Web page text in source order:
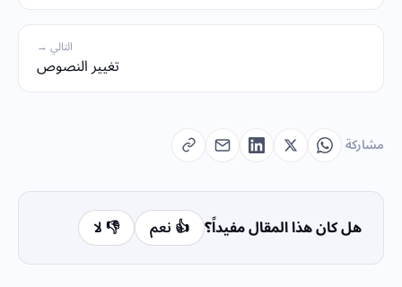
التالي →
تغيير النصوص
مشاركة
هل كان هذا المقال مفيداً؟ 👍 نعم 👎 لا